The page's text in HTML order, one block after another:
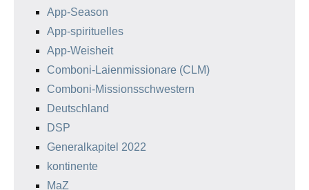
App-Season
App-spirituelles
App-Weisheit
Comboni-Laienmissionare (CLM)
Comboni-Missionsschwestern
Deutschland
DSP
Generalkapitel 2022
kontinente
MaZ